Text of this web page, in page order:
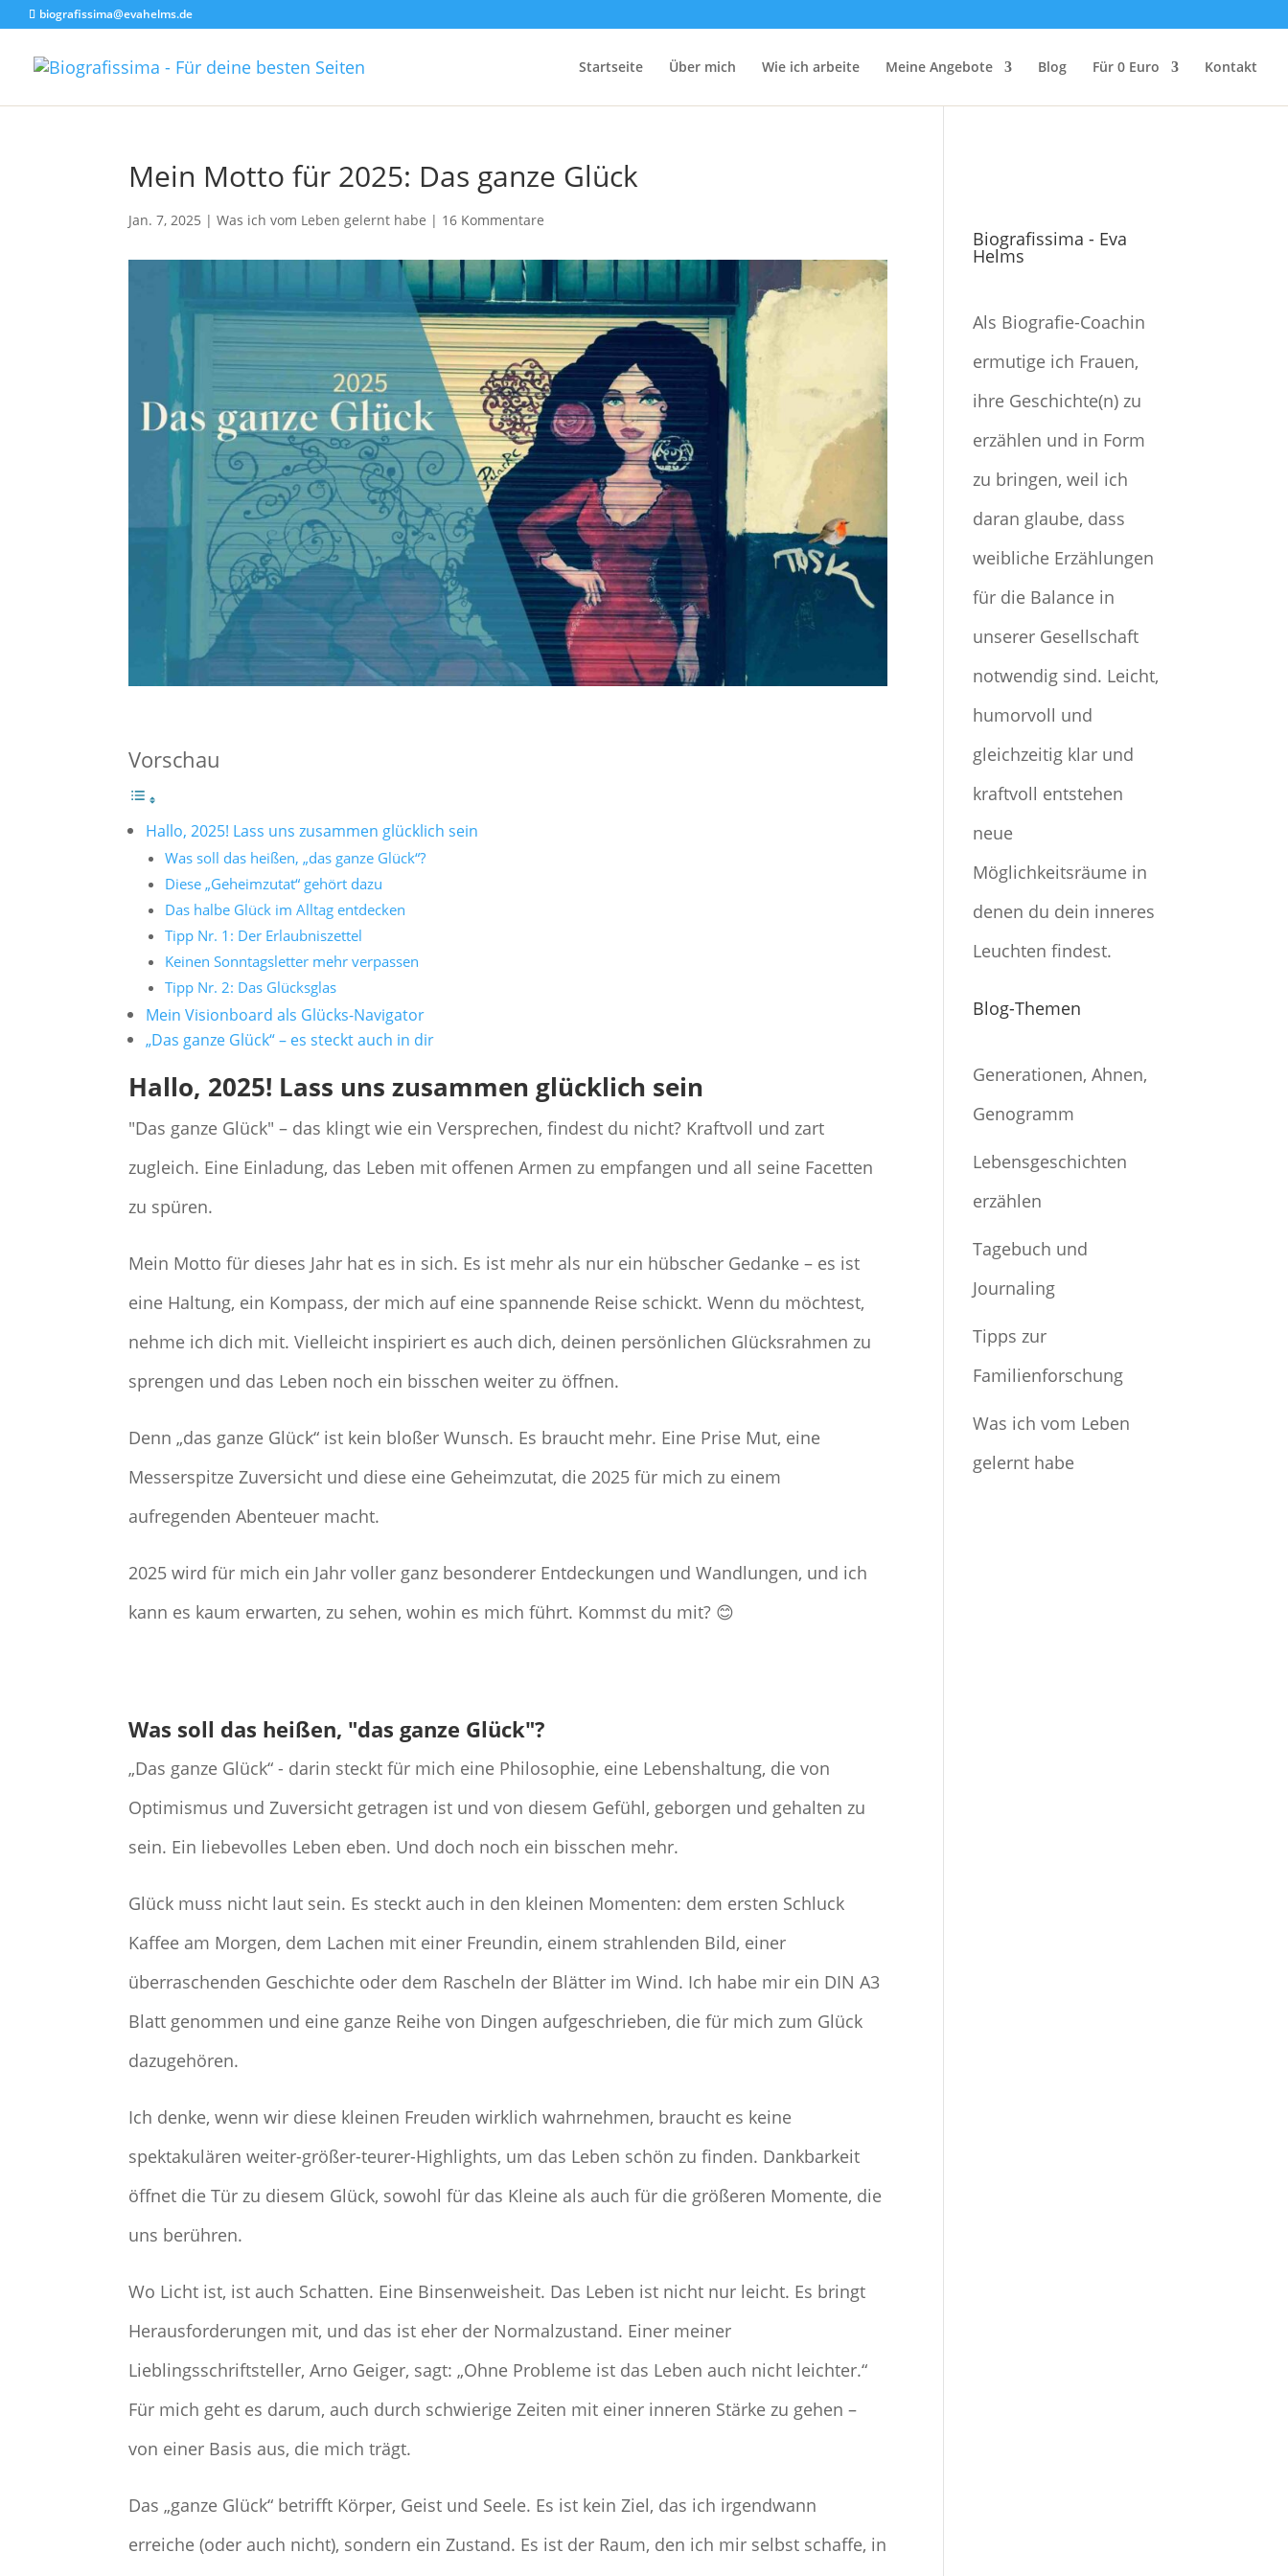
biografissima@evahelms.de
Startseite Über mich Wie ich arbeite Meine Angebote Blog Für 0 Euro Kontakt
Mein Motto für 2025: Das ganze Glück
Jan. 7, 2025 |Was ich vom Leben gelernt habe | 16 Kommentare
Vorschau
Hallo, 2025! Lass uns zusammen glücklich sein
Was soll das heißen, „das ganze Glück“?
Diese „Geheimzutat“ gehört dazu
Das halbe Glück im Alltag entdecken
Tipp Nr. 1: Der Erlaubniszettel
Keinen Sonntagsletter mehr verpassen
Tipp Nr. 2: Das Glücksglas
Mein Visionboard als Glücks-Navigator
„Das ganze Glück“ – es steckt auch in dir
Hallo, 2025! Lass uns zusammen glücklich sein
"Das ganze Glück" – das klingt wie ein Versprechen, findest du nicht? Kraftvoll und zart
zugleich. Eine Einladung, das Leben mit offenen Armen zu empfangen und all seine Facetten
zu spüren.
Mein Motto für dieses Jahr hat es in sich. Es ist mehr als nur ein hübscher Gedanke – es ist
eine Haltung, ein Kompass, der mich auf eine spannende Reise schickt. Wenn du möchtest,
nehme ich dich mit. Vielleicht inspiriert es auch dich, deinen persönlichen Glücksrahmen zu
sprengen und das Leben noch ein bisschen weiter zu öffnen.
Denn „das ganze Glück“ ist kein bloßer Wunsch. Es braucht mehr. Eine Prise Mut, eine
Messerspitze Zuversicht und diese eine Geheimzutat, die 2025 für mich zu einem
aufregenden Abenteuer macht.
2025 wird für mich ein Jahr voller ganz besonderer Entdeckungen und Wandlungen, und ich
kann es kaum erwarten, zu sehen, wohin es mich führt. Kommst du mit? 😊
Was soll das heißen, "das ganze Glück"?
„Das ganze Glück“ - darin steckt für mich eine Philosophie, eine Lebenshaltung, die von
Optimismus und Zuversicht getragen ist und von diesem Gefühl, geborgen und gehalten zu
sein. Ein liebevolles Leben eben. Und doch noch ein bisschen mehr.
Glück muss nicht laut sein. Es steckt auch in den kleinen Momenten: dem ersten Schluck
Kaffee am Morgen, dem Lachen mit einer Freundin, einem strahlenden Bild, einer
überraschenden Geschichte oder dem Rascheln der Blätter im Wind. Ich habe mir ein DIN A3
Blatt genommen und eine ganze Reihe von Dingen aufgeschrieben, die für mich zum Glück
dazugehören.
Ich denke, wenn wir diese kleinen Freuden wirklich wahrnehmen, braucht es keine
spektakulären weiter-größer-teurer-Highlights, um das Leben schön zu finden. Dankbarkeit
öffnet die Tür zu diesem Glück, sowohl für das Kleine als auch für die größeren Momente, die
uns berühren.
Wo Licht ist, ist auch Schatten. Eine Binsenweisheit. Das Leben ist nicht nur leicht. Es bringt
Herausforderungen mit, und das ist eher der Normalzustand. Einer meiner
Lieblingsschriftsteller, Arno Geiger, sagt: „Ohne Probleme ist das Leben auch nicht leichter.“
Für mich geht es darum, auch durch schwierige Zeiten mit einer inneren Stärke zu gehen –
von einer Basis aus, die mich trägt.
Das „ganze Glück“ betrifft Körper, Geist und Seele. Es ist kein Ziel, das ich irgendwann
erreiche (oder auch nicht), sondern ein Zustand. Es ist der Raum, den ich mir selbst schaffe, in
Biografissima - Eva
Helms
Als Biografie-Coachin
ermutige ich Frauen,
ihre Geschichte(n) zu
erzählen und in Form
zu bringen, weil ich
daran glaube, dass
weibliche Erzählungen
für die Balance in
unserer Gesellschaft
notwendig sind. Leicht,
humorvoll und
gleichzeitig klar und
kraftvoll entstehen
neue
Möglichkeitsräume in
denen du dein inneres
Leuchten findest.
Blog-Themen
Generationen, Ahnen,
Genogramm
Lebensgeschichten
erzählen
Tagebuch und
Journaling
Tipps zur
Familienforschung
Was ich vom Leben
gelernt habe